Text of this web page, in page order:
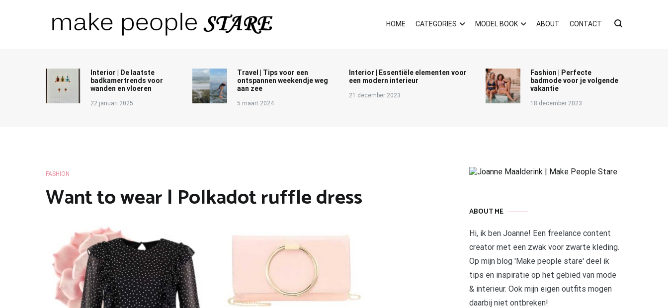
HOME CATEGORIES MODEL BOOK ABOUT CONTACT
Interior | De laatste
badkamertrends voor
wanden en vloeren
22 januari 2025
Travel | Tips voor een
ontspannen weekendje weg
aan zee
5 maart 2024
Interior | Essentiële elementen voor
een modern interieur
21 december 2023
Fashion | Perfecte
badmode voor je volgende
vakantie
18 december 2023
FASHION
Want to wear | Polkadot ruffle dress ABOUT ME
Hi, ik ben Joanne! Een freelance content
creator met een zwak voor zwarte kleding.
Op mijn blog 'Make people stare' deel ik
tips en inspiratie op het gebied van mode
& interieur. Ook mijn eigen outfits mogen
daarbij niet ontbreken!